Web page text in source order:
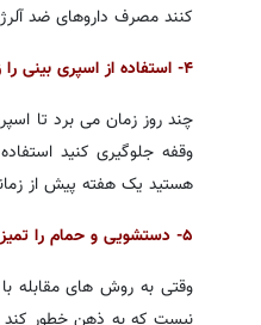
کنند مصرف داروهای ضد
۴- استفاده از اسپری بینی را زودتر شروع کنید
چند روز زمان می برد تا
وقفه جلوگیری کنید
هستید یک هفته پیش از
۵- دستشویی و حمام را تمیز کنید
وقتی به روش های مقابله
نیست که به ذهن خطور کند